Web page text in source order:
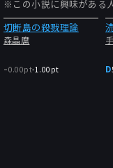
※この小説に興味がある
切断島の殺戮理論
森晶麿
-0.00pt-1.00pt D